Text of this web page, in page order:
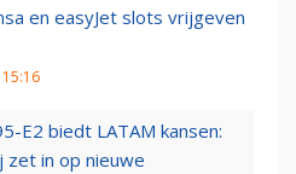
en easyJet slots vrijgeven
E2 biedt LATAM kansen:
zet in op nieuwe